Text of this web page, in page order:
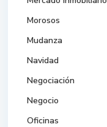
Morosos
Mudanza
Navidad
Negociación
Negocio
Oficinas